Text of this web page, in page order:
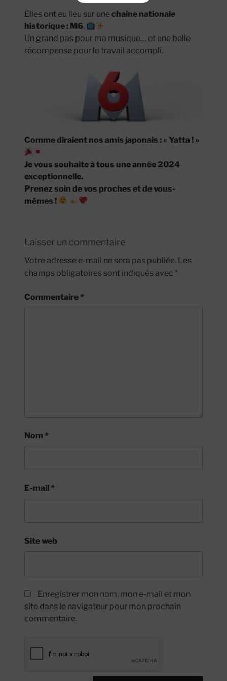
Elles ont eu lieu sur unechaîne nationale
historique : M6.
Un grand pas pour ma musique… et une belle
récompense pour le travail accompli.
Comme diraient nos amis japonais : « Yatta ! »
Je vous souhaite à tous une année 2024
exceptionnelle.
Prenez soin de vos proches et de vous-
mêmes !
Laisser un commentaire
Votre adresse e-mail ne sera pas publiée. Les
champs obligatoires sont indiqués avec *
Commentaire *
Nom *
E-mail *
Site web
Enregistrer mon nom, mon e-mail et mon
site dans le navigateur pour mon prochain
commentaire.